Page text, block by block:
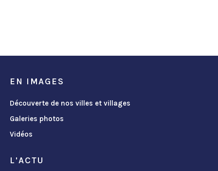
EN IMAGES
Découverte de nos villes et villages
Galeries photos
Vidéos
L'ACTU